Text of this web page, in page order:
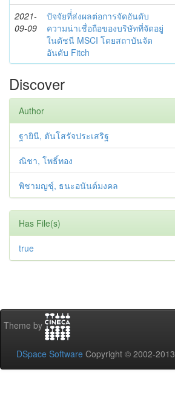
2021-
09-09
ปัจจัยที่่ส่งผลต่อการจัดอันดับ
ความน่าเชื่อถือของบริษัทที่จัดอยู่
ในดัชนี MSCI โดยสถาบันจัด
อันดับ Fitch
Discover
Author
ฐายินี, ตันโสรัจประเสริฐ
ณิชา, โพธิ์ทอง
พิชามญชุ์, ธนะอนันต์มงคล
Has File(s)
true
Theme by
DSpace Software Copyright © 2002-2013